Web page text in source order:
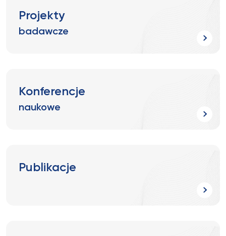
Projekty
badawcze
Konferencje
naukowe
Publikacje